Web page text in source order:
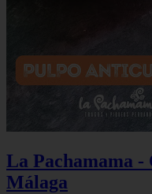
La Pachamama -
Málaga